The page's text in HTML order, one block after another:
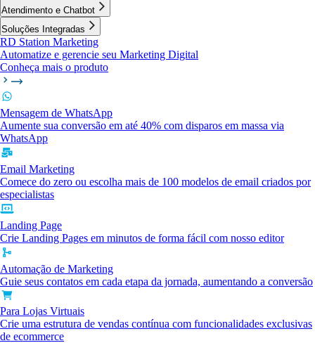
Atendimento e Chatbot
Soluções Integradas
RD Station Marketing
Automatize e gerencie seu Marketing Digital
Conheça mais o produto
Mensagem de WhatsApp
Aumente sua conversão em até 40% com disparos em massa via
WhatsApp
Email Marketing
Comece do zero ou escolha mais de 100 modelos de email criados por
especialistas
Landing Page
Crie Landing Pages em minutos de forma fácil com nosso editor
Automação de Marketing
Guie seus contatos em cada etapa da jornada, aumentando a conversão
Para Lojas Virtuais
Crie uma estrutura de vendas contínua com funcionalidades exclusivas
de ecommerce